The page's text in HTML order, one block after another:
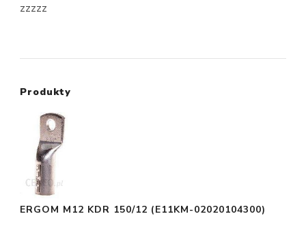
zzzzz
Produkty
ERGOM M12 KDR 150/12 (E11KM-02020104300)